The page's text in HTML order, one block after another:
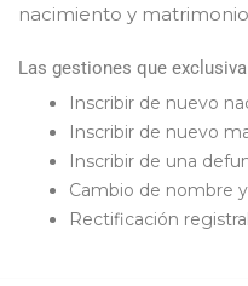
nacimiento y
Las gestiones que
Inscribir de nuevo
Inscribir de nuevo
Inscribir de una
Cambio de nombre
Rectificación